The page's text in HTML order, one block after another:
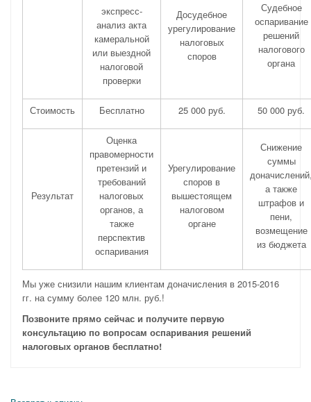
экспресс-
анализ акта
камеральной
или выездной
налоговой
проверки
Досудебное
урегулирование
налоговых
споров
Судебное
оспаривание
решений
налогового
органа
Стоимость Бесплатно 25 000 руб. 50 000 руб.
Результат
Оценка
правомерности
претензий и
требований
налоговых
органов, а
также
перспектив
оспаривания
Урегулирование
споров в
вышестоящем
налоговом
органе
Снижение
суммы
а также
штрафов и
пени,
возмещение
из бюджета
Мы уже снизили нашим клиентам доначисления в 2015-2016
гг. на сумму более 120 млн. руб.!
Позвоните прямо сейчас и получите первую
консультацию по вопросам оспаривания решений
налоговых органов бесплатно!